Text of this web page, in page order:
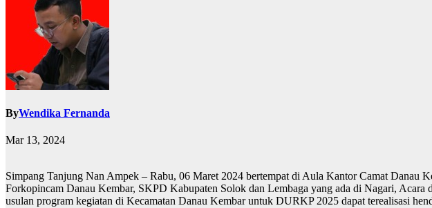
ByWendika Fernanda
Mar 13, 2024
Simpang Tanjung Nan Ampek – Rabu, 06 Maret 2024 bertempat di Aula Kantor Camat Danau
Forkopincam Danau Kembar, SKPD Kabupaten Solok dan Lembaga yang ada di Nagari,
usulan program kegiatan di Kecamatan Danau Kembar untuk DURKP 2025 dapat terealisasi